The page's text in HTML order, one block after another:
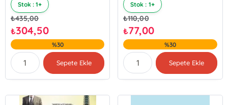
Stok : 1+
₺435,00
₺304,50
%30
Sepete Ekle
Stok : 1+
₺110,00
₺77,00
%30
Sepete Ekle